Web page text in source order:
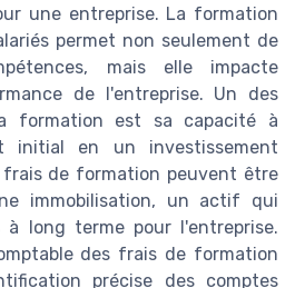
une entreprise. La formation
permet non seulement de
mais elle impacte
de l'entreprise. Un des
formation est sa capacité à
initial en un investissement
frais de formation peuvent être
immobilisation, un actif qui
à long terme pour l'entreprise.
des frais de formation
précise des comptes